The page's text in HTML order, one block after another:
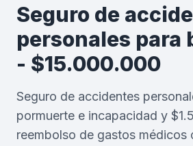
Seguro de
personales para
- $15.000.000
Seguro de accidentes
pormuerte e incapacidad y
reembolso de gastos médicos